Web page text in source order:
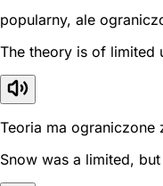
popularny, ale
The theory is of limited
Teoria ma ograniczone
Snow was a limited,